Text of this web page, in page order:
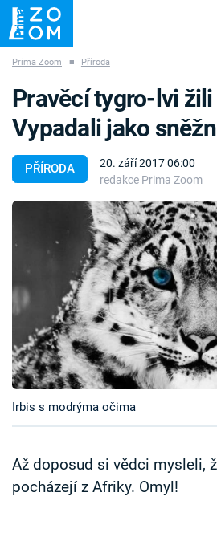
ZÁHADY VETŘELCI DÁVNOVĚKU
Témata
Témata
Pořady
TV Program
Časopis
Sledujte prima+
Přihlášení
Prima Zoom ■ Příroda
PŘÍRODA
20. září 2017 06:00
redakce Prima Zoom
Pravěcí tygro-lvi
Vypadali jako
Irbis s modrýma očima
Až doposud si vědci mysleli,
pocházejí z Afriky. Omyl!